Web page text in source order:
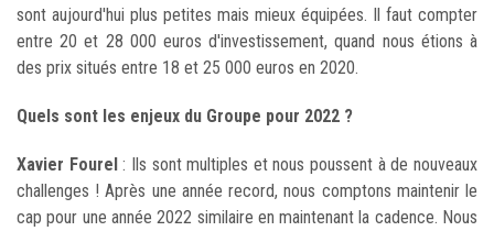
sont aujourd'hui plus petites mais mieux équipées. Il faut compter
entre 20 et 28 000 euros d'investissement, quand nous étions à
des prix situés entre 18 et 25 000 euros en 2020.
Quels sont les enjeux du Groupe pour 2022 ?
Xavier Fourel: Ils sont multiples et nous poussent à de nouveaux
challenges ! Après une année record, nous comptons maintenir le
cap pour une année 2022 similaire en maintenant la cadence. Nous